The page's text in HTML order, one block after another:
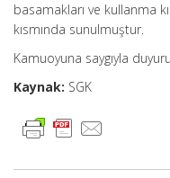
basamakları ve kullanma
kısmında sunulmuştur.
Kamuoyuna saygıyla
Kaynak: SGK